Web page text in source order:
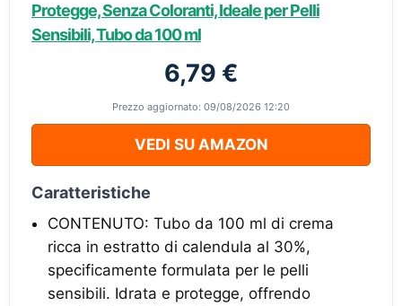
Protegge, Senza Coloranti, Ideale per Pelli
Sensibili, Tubo da 100 ml
6,79 €
Prezzo aggiornato: 09/08/2026 12:20
VEDI SU AMAZON
Caratteristiche
CONTENUTO: Tubo da 100 ml di crema
ricca in estratto di calendula al 30%,
specificamente formulata per le pelli
sensibili. Idrata e protegge, offrendo